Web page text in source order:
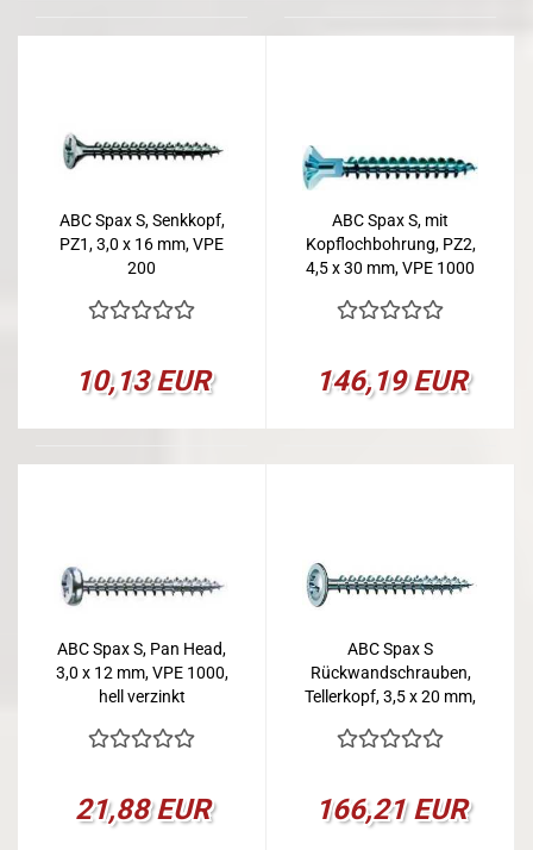
ABC Spax S, Senkkopf,
PZ1, 3,0 x 16 mm, VPE
200
10,13 EUR
ABC Spax S, mit
Kopflochbohrung, PZ2,
4,5 x 30 mm, VPE 1000
146,19 EUR
ABC Spax S, Pan Head,
3,0 x 12 mm, VPE 1000,
hell verzinkt
21,88 EUR
ABC Spax S
Rückwandschrauben,
Tellerkopf, 3,5 x 20 mm,
166,21 EUR